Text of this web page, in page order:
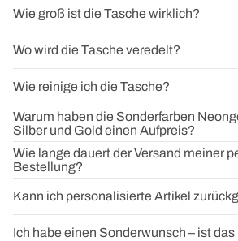
Wie groß ist die Tasche wirklich?
Wo wird die Tasche veredelt?
Wie reinige ich die Tasche?
Warum haben die Sonderfarben
Silber und Gold einen Aufpreis?
Wie lange dauert der Versand meiner
Bestellung?
Kann ich personalisierte Artikel
Ich habe einen Sonderwunsch – ist